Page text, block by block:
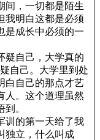
间，一切都是陌生
我明白这都是必须
是成长中必须的一
自己，大学真的
自己。大学里到处
白自己的那点才艺
人。这个道理虽然
。
训的第一天给了我
独立，什么叫成